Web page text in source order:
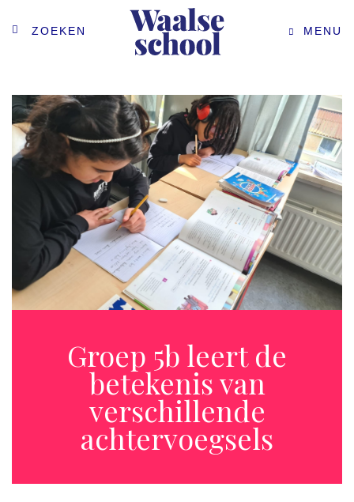
ZOEKEN MENU
Groep 5b leert de
betekenis van
verschillende
achtervoegsels